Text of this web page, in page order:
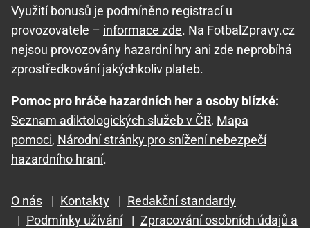
Využití bonusů je podmíněno registrací u
provozovatele – informace zde. Na FotbalZpravy.cz
nejsou provozovány hazardní hry ani zde neprobíhá
zprostředkování jakýchkoliv plateb.
Pomoc pro hráče hazardních her a osoby blízké:
Seznam adiktologických služeb v ČR, Mapa
pomoci, Národní stránky pro snížení nebezpečí
hazardního hraní.
O nás | Kontakty | Redakční standardy
| Podmínky užívání | Zpracování osobních údajů a